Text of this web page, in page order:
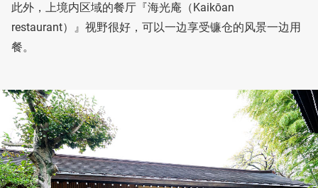
此外，上境内区域的餐厅『海光庵（Kaikōan
restaurant）』视野很好，可以一边享受镰仓的风景一边用
餐。